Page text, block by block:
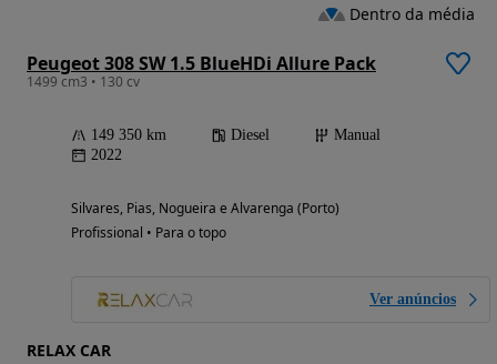
Peugeot 308 SW 1.5 BlueHDi Allure Pack
1499 cm3 • 130 cv
149 350 km Diesel
Manual
2022
Silvares, Pias, Nogueira e Alvarenga (Porto)
Profissional • Para o topo
Ver anúncios
RELAX CAR
Dentro da média